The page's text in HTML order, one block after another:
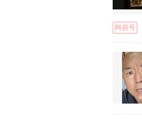
网易号